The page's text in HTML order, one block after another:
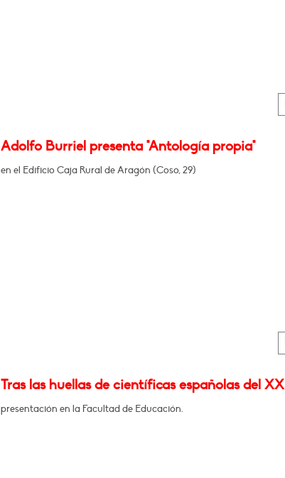
Adolfo Burriel presenta "Antología propia"
en el Edificio Caja Rural de Aragón (Coso, 29)
Tras las huellas de científicas españolas del XX
presentación en la Facultad de Educación.